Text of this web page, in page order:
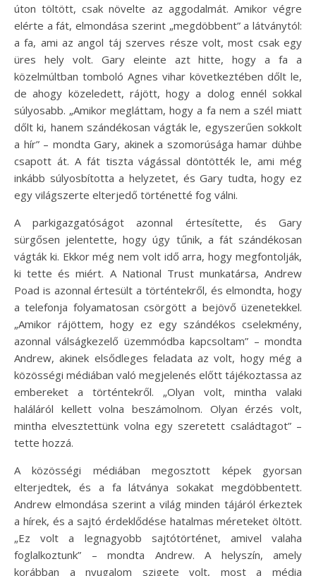
úton töltött, csak növelte az aggodalmát. Amikor végre
elérte a fát, elmondása szerint „megdöbbent” a látványtól:
a fa, ami az angol táj szerves része volt, most csak egy
üres hely volt. Gary eleinte azt hitte, hogy a fa a
közelmúltban tomboló Agnes vihar következtében dőlt le,
de ahogy közeledett, rájött, hogy a dolog ennél sokkal
súlyosabb. „Amikor megláttam, hogy a fa nem a szél miatt
dőlt ki, hanem szándékosan vágták le, egyszerűen sokkolt
a hír” – mondta Gary, akinek a szomorúsága hamar dühbe
csapott át. A fát tiszta vágással döntötték le, ami még
inkább súlyosbította a helyzetet, és Gary tudta, hogy ez
egy világszerte elterjedő történetté fog válni.
A parkigazgatóságot azonnal értesítette, és Gary
sürgősen jelentette, hogy úgy tűnik, a fát szándékosan
vágták ki. Ekkor még nem volt idő arra, hogy megfontolják,
ki tette és miért. A National Trust munkatársa, Andrew
Poad is azonnal értesült a történtekről, és elmondta, hogy
a telefonja folyamatosan csörgött a bejövő üzenetekkel.
„Amikor rájöttem, hogy ez egy szándékos cselekmény,
azonnal válságkezelő üzemmódba kapcsoltam” – mondta
Andrew, akinek elsődleges feladata az volt, hogy még a
közösségi médiában való megjelenés előtt tájékoztassa az
embereket a történtekről. „Olyan volt, mintha valaki
haláláról kellett volna beszámolnom. Olyan érzés volt,
mintha elvesztettünk volna egy szeretett családtagot” –
tette hozzá.
A közösségi médiában megosztott képek gyorsan
elterjedtek, és a fa látványa sokakat megdöbbentett.
Andrew elmondása szerint a világ minden tájáról érkeztek
a hírek, és a sajtó érdeklődése hatalmas méreteket öltött.
„Ez volt a legnagyobb sajtótörténet, amivel valaha
foglalkoztunk” – mondta Andrew. A helyszín, amely
korábban a nyugalom szigete volt, most a média